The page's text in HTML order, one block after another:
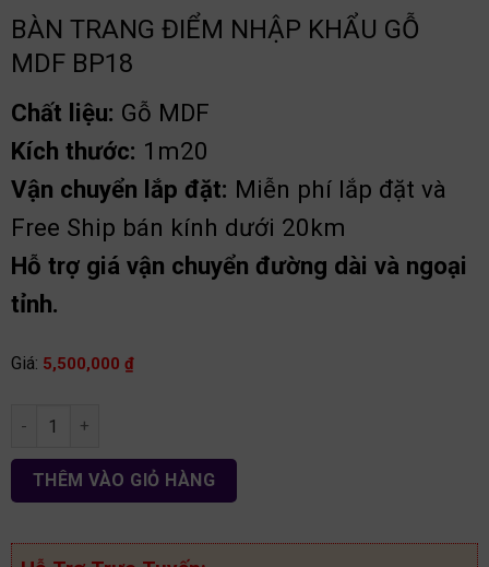
BÀN TRANG ĐIỂM NHẬP KHẨU GỖ
MDF BP18
Chất liệu: Gỗ MDF
Kích thước: 1m20
Vận chuyển lắp đặt: Miễn phí lắp đặt và
Free Ship bán kính dưới 20km
Hỗ trợ giá vận chuyển đường dài và ngoại
tỉnh.
Giá: 5,500,000 ₫
Bàn trang điểm nhập khẩu gỗ MDF BP18 số lượng
THÊM VÀO GIỎ HÀNG